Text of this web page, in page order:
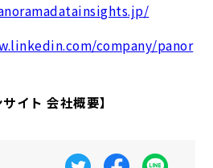
company/panor
イト 会社概要】